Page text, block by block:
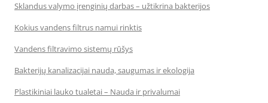
Sklandus valymo įrenginių darbas – užtikrina bakterijos
Kokius vandens filtrus namui rinktis
Vandens filtravimo sistemų rūšys
Bakterijų kanalizacijai nauda, saugumas ir ekologija
Plastikiniai lauko tualetai – Nauda ir privalumai